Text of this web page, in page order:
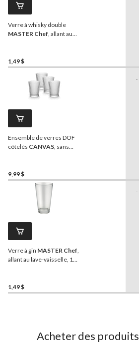
Verre à whisky double
MASTER Chef , allant au
1,49 $
Ensemble de verres DOF
côtelés CANVAS , sans
9,99 $
-
Verre à gin MASTER Chef
allant au lave-vaisselle, 16
1,49 $
-
Acheter des